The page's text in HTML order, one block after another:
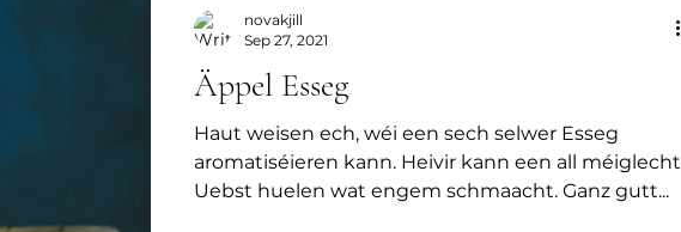
Äppel Esseg
Haut weisen ech, wéi een sech selwer Esseg
aromatiséieren kann. Heivir kann een all méiglecht
Uebst huelen wat engem schmaacht. Ganz gutt...
novakjill
Sep 27, 2021